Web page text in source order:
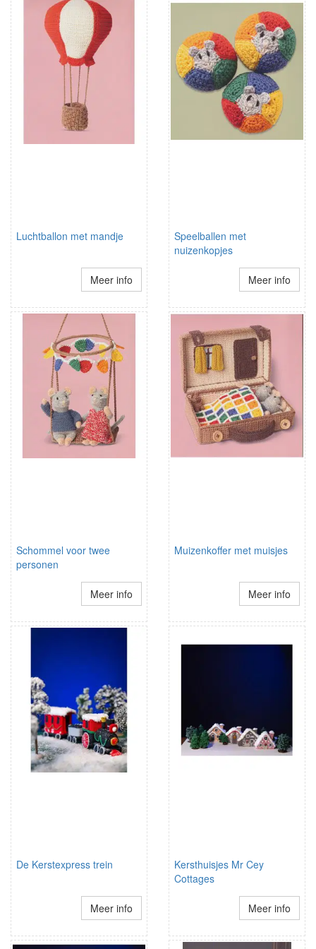
Luchtballon met mandje
Meer info
Speelballen met
nuizenkopjes
Meer info
Schommel voor twee
personen
Meer info
Muizenkoffer met muisjes
Meer info
De Kerstexpress trein
Meer info
Kersthuisjes Mr Cey
Cottages
Meer info